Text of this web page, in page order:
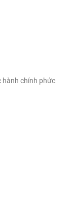
hành chính phức